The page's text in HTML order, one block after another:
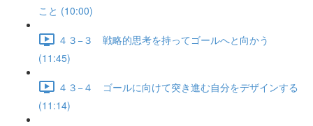
こと (10:00)
４３−３ 戦略的思考を持ってゴールへと向かう
(11:45)
４３−４ ゴールに向けて突き進む自分をデザインする
(11:14)